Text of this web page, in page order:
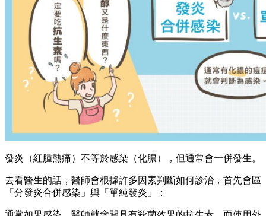
發炎（紅腫熱痛）不等於感染（化膿），但通常會一併發生。
去看醫生的話，醫師會根據許多因素判斷如何診治，首先會區
「分發炎合併感染」與「單純發炎」：